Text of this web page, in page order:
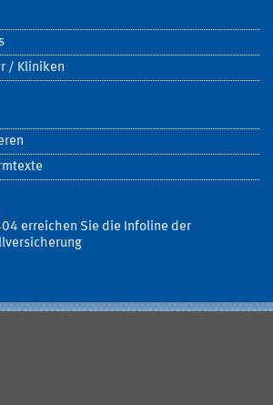
/ Kliniken
erreichen Sie die Infoline der